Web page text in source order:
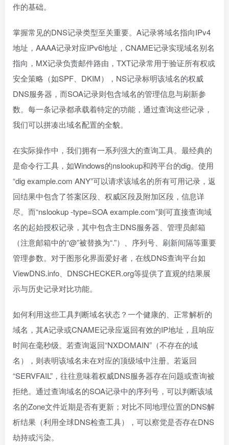
作的基础。
掌握常见的DNS记录类型至关重要。A记录将域名指向IPv4
地址，AAAA记录对应IPv6地址，CNAME记录实现域名别名
指向，MX记录负责邮件路由，TXT记录常用于验证所有权或
安全策略（如SPF、DKIM），NS记录标明该域名的权威
DNS服务器，而SOA记录则包含域名的管理信息与刷新参
数。每一条记录都承载着特定的功能，通过查询这些记录，
我们可以拼凑出域名配置的全貌。
在实际操作中，我们拥有一系列强大的查询工具。最经典的
是命令行工具，如Windows的nslookup和跨平台的dig。使用
“dig example.com ANY”可以请求该域名的所有可用记录，返
回结果中包含了答案区段、权威区段及附加区段，信息详
尽。而“nslookup -type=SOA example.com”则可直接查询域
名的起始授权记录，其中包含主DNS服务器、管理员邮箱
（注意邮箱中的“@”被替换为“.”）、序列号、刷新间隔等重要
管理参数。对于图形化界面爱好者，在线DNS查询平台如
ViewDNS.info、DNSCHECKER.org等提供了直观的结果展
示与历史记录对比功能。
如何利用这些工具判断域名状态？一个健康的、正常解析的
域名，其A记录或CNAME记录应返回有效的IP地址，且响应
时间在毫秒级。若查询返回“NXDOMAIN”（不存在的域
名），则表明该域名未在对应的顶级域中注册。若返回
“SERVFAIL”，往往意味着权威DNS服务器存在问题或查询被
拒绝。通过查询域名的SOA记录中的序列号，可以判断该域
名的Zone文件近期是否有更新；对比不同地理位置的DNS解
析结果（利用全球DNS检查工具），可以察觉是否存在DNS
劫持或污染。